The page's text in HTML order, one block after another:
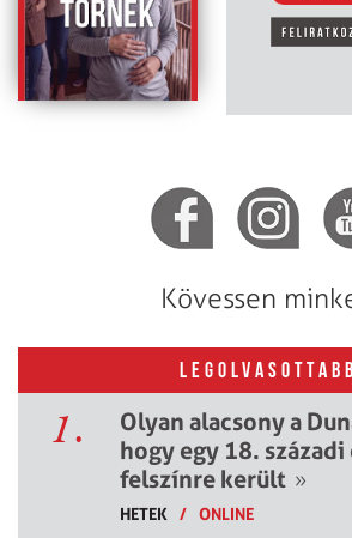
Kövessen
LEGOLVASOTTABB
1.
Olyan alacsony a
hogy egy 18. századi
felszínre került »
HETEK / ONLINE